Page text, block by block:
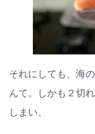
それにしても、海
んて。しかも２切
しまい、